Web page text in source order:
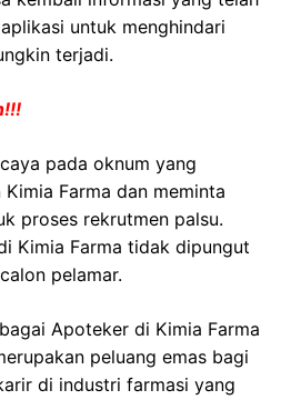
untuk menghindari
terjadi.
pada oknum yang
Farma dan meminta
proses rekrutmen palsu.
Kimia Farma tidak dipungut
pelamar.
Apoteker di Kimia Farma
peluang emas bagi
di industri farmasi yang